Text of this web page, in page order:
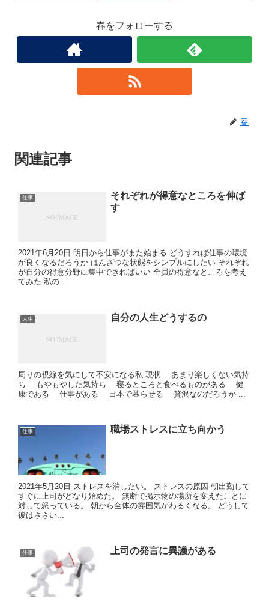
春をフォローする
春
関連記事
仕事
それぞれが得意なところを伸ば
す
2021年6月20日 明日から仕事がまた始まる どうすれば仕事の環境
が良くなるだろうか はんざつな状態をシンプルにしたい それぞれ
が自分の得意分野に集中できればいい 全員の得意なところを考え
てみた 私の...
人生 自分の人生どうするの
周りの視線を気にして不安になる私 現状 あまり楽しくない気持
ち もやもやした気持ち 寝るところと食べるものがある 健
康である 仕事がある 日本で暮らせる 贅沢なのだろうか ...
仕事 職場ストレスに立ち向かう
2021年5月20日 ストレスを消したい。 ストレスの原因 朝出勤して
すぐに上司がどなり始めた。 無断で掲示物の場所を変えたことに
対して怒っている。 朝から全体の雰囲気がわるくなる。 どうして
彼はささい...
仕事 上司の発言に異議がある